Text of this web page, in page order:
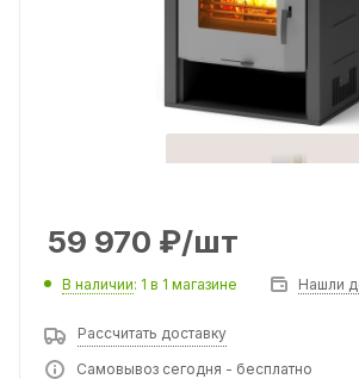
59 970 ₽/шт
В наличии: 1 в 1 магазине Нашли
Рассчитать доставку
Самовывоз сегодня - бесплатно